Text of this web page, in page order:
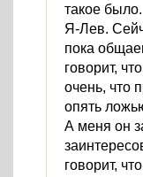
такое было.
Я-Лев.
пока
говорит,
очень, что
опять
А меня он
говорит,